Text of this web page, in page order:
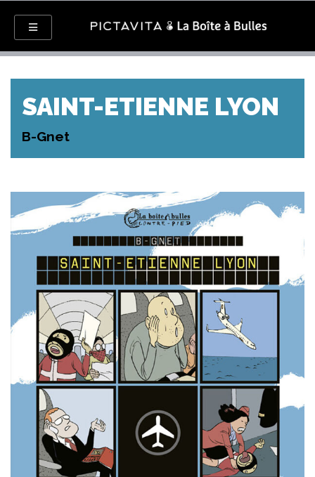
SAINT-ETIENNE LYON
B-Gnet